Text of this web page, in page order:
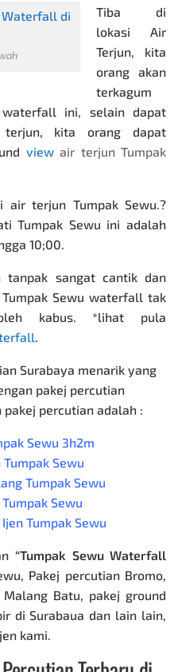
Tiba di
lokasi Air
Terjun, kita
orang akan
terkagum
ini, selain dapat
terjun, kita orang dapat
viewair terjun Tumpak
terjun Tumpak Sewu.?
Tumpak Sewu ini adalah
10;00.
sangat cantik dan
Sewu waterfall tak
kabus. *lihat pula
.
Surabaya menarik yang
pakej percutian
pakej percutian adalah :
Sewu 3h2m
Sewu
Tumpak Sewu
Sewu
Tumpak Sewu
“Tumpak Sewu Waterfall
Pakej percutian Bromo,
Batu, pakej ground
di Surabaua dan lain lain,
kami.